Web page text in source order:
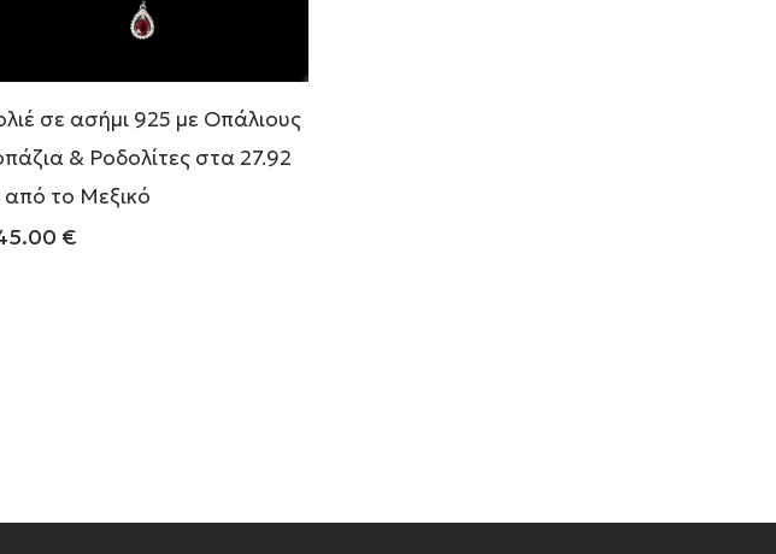
σε ασήμι 925 με Οπάλιους
& Ροδολίτες στα 27.92
από το Μεξικό
€